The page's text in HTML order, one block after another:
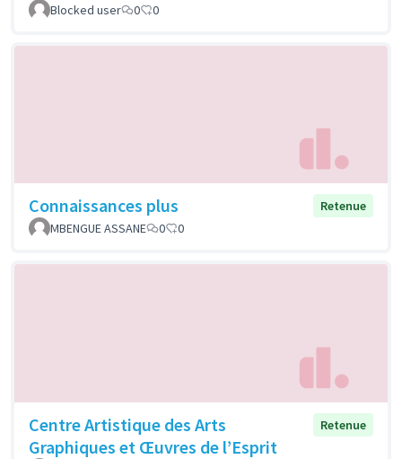
Blocked user 0 0
Connaissances plus
Retenue
MBENGUE ASSANE
0 0
Centre Artistique des Arts
Graphiques et Œuvres de l’Esprit
Retenue